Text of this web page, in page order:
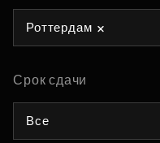
Роттердам
Срок сдачи
Все